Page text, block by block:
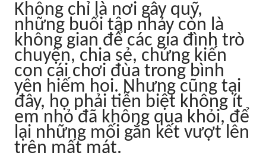
Không chỉ là nơi gây quỹ,
những buổi tập nhảy còn là
không gian để các gia đình trò
chuyện, chia sẻ, chứng kiến
con cái chơi đùa trong bình
yên hiếm hoi. Nhưng cũng tại
đây, họ phải tiễn biệt không ít
em nhỏ đã không qua khỏi, để
lại những mối gắn kết vượt lên
trên mất mát.